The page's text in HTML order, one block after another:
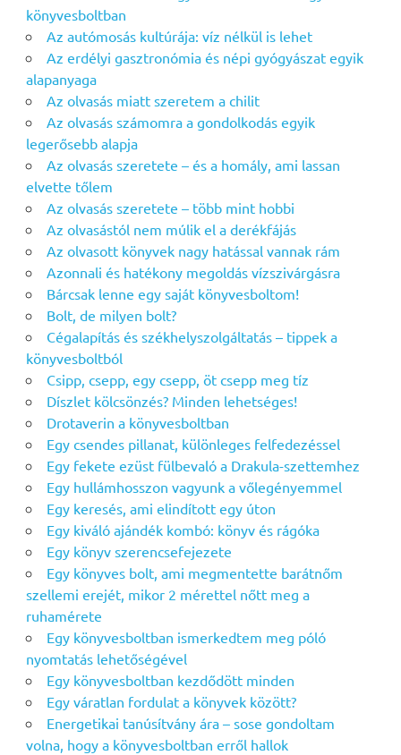
könyvesboltban
Az autómosás kultúrája: víz nélkül is lehet
Az erdélyi gasztronómia és népi gyógyászat egyik
alapanyaga
Az olvasás miatt szeretem a chilit
Az olvasás számomra a gondolkodás egyik
legerősebb alapja
Az olvasás szeretete – és a homály, ami lassan
elvette tőlem
Az olvasás szeretete – több mint hobbi
Az olvasástól nem múlik el a derékfájás
Az olvasott könyvek nagy hatással vannak rám
Azonnali és hatékony megoldás vízszivárgásra
Bárcsak lenne egy saját könyvesboltom!
Bolt, de milyen bolt?
Cégalapítás és székhelyszolgáltatás – tippek a
könyvesboltból
Csipp, csepp, egy csepp, öt csepp meg tíz
Díszlet kölcsönzés? Minden lehetséges!
Drotaverin a könyvesboltban
Egy csendes pillanat, különleges felfedezéssel
Egy fekete ezüst fülbevaló a Drakula-szettemhez
Egy hullámhosszon vagyunk a vőlegényemmel
Egy keresés, ami elindított egy úton
Egy kiváló ajándék kombó: könyv és rágóka
Egy könyv szerencsefejezete
Egy könyves bolt, ami megmentette barátnőm
szellemi erejét, mikor 2 mérettel nőtt meg a
ruhamérete
Egy könyvesboltban ismerkedtem meg póló
nyomtatás lehetőségével
Egy könyvesboltban kezdődött minden
Egy váratlan fordulat a könyvek között?
Energetikai tanúsítvány ára – sose gondoltam
volna, hogy a könyvesboltban erről hallok